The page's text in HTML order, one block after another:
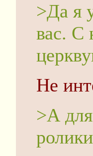
>Да я
вас. С
Не
>А